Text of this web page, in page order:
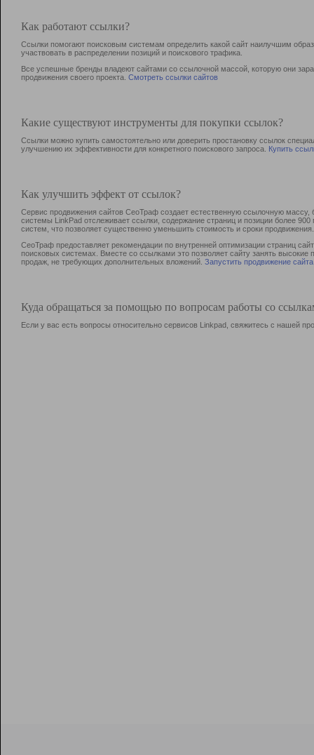
Как работают ссылки?
Ссылки помогают поисковым системам определить какой сайт наилучшим
участвовать в раcпределении позиций и поискового трафика.
Все успешные бренды владеют сайтами со ссылочной массой, которую они
продвижения своего проекта. Смотреть ссылки сайтов
Какие существуют инструменты для покупки ссылок?
Ссылки можно купить самостоятельно или доверить простановку ссылок
улучшению их эффективности для конкретного поискового запроса. Купить
Как улучшить эффект от ссылок?
Сервис продвижения сайтов СеоТраф создает естественную ссылочную
системы LinkPad отслеживает ссылки, содержание страниц и позиции более
систем, что позволяет существенно уменьшить стоимость и сроки продвижения.
СеоТраф предоставляет рекомендации по внутренней оптимизации страниц
поисковых системах. Вместе со ссылками это позволяет сайту занять
продаж, не требующих дополнительных вложений. Запустить продвижение сайта
Куда обращаться за помощью по вопросам работы со
Если у вас есть вопросы относительно сервисов Linkpad, свяжитесь с нашей